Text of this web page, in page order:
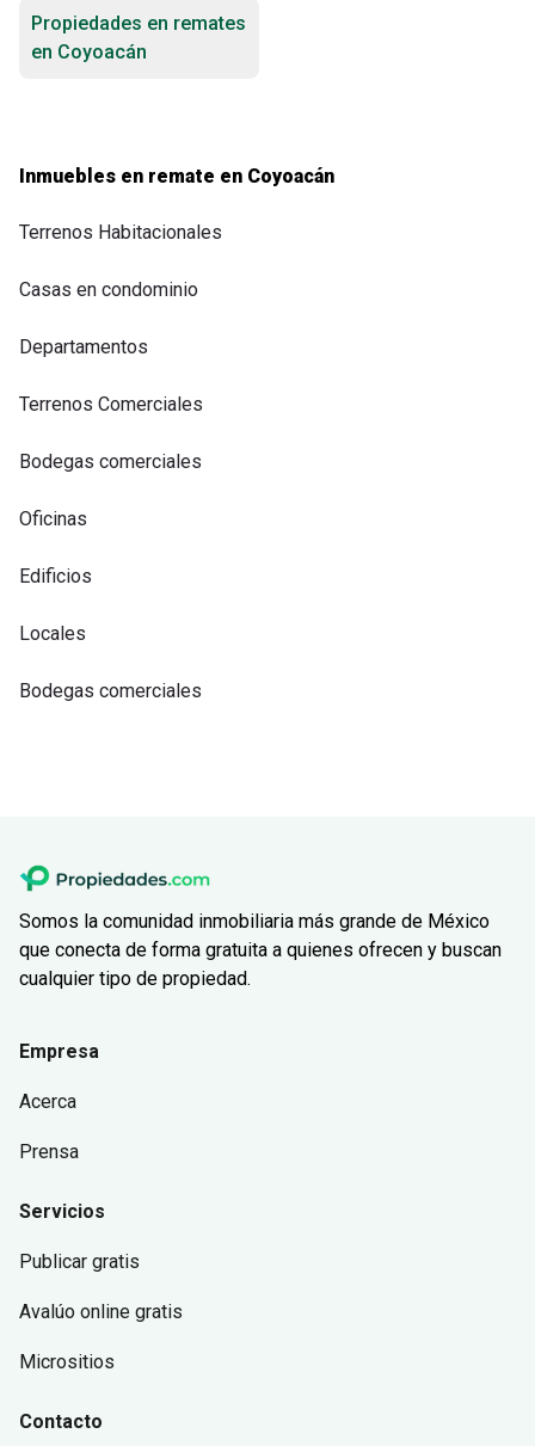
Propiedades en remates
en Coyoacán
Inmuebles en remate en Coyoacán
Terrenos Habitacionales
Casas en condominio
Departamentos
Terrenos Comerciales
Bodegas comerciales
Oficinas
Edificios
Locales
Bodegas comerciales
Somos la comunidad inmobiliaria más grande de México
que conecta de forma gratuita a quienes ofrecen y buscan
cualquier tipo de propiedad.
Empresa
Acerca
Prensa
Servicios
Publicar gratis
Avalúo online gratis
Micrositios
Contacto